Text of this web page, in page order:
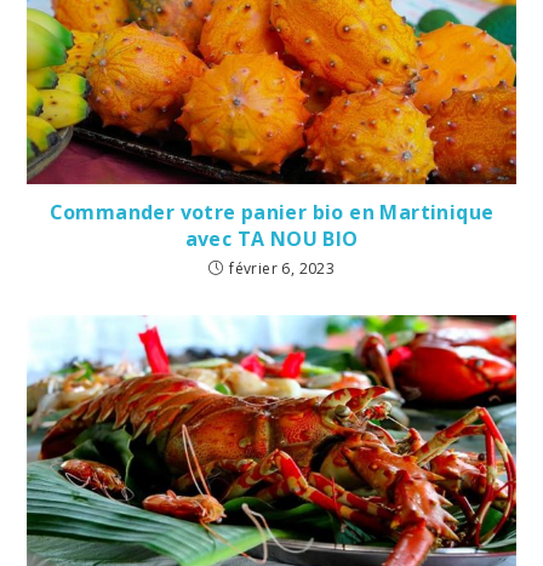
Commander votre panier bio en Martinique
avec TA NOU BIO
février 6, 2023